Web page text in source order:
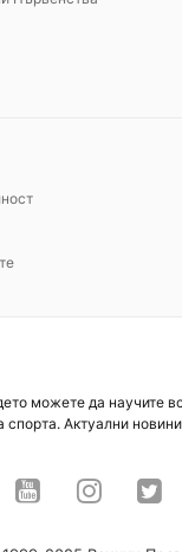
можете да научите
спорта. Актуални